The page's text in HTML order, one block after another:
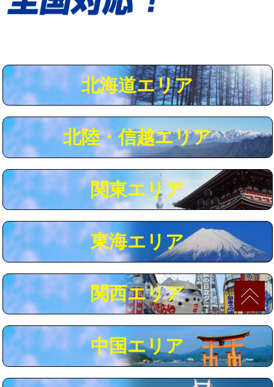
用（追加）/3ｍ超え)
給水管工事※（ライニング鋼管・銅
44,000円
給水管工事※（ライニング鋼管・銅
管・ポリ管・HT管使用/3ｍ超え)
+8,800円
マス交換（土の掘削・埋め戻し作業） 11,000円~
マス交換（深さ50㎝未満） 55,000円
マス交換（深さ50㎝以上） 66,000円
コンクリート斫り（厚さ10㎝まで） 27,500円
コンクリート斫り（厚さ10㎝超え） 38,500円
モルタル補修（厚さ10㎝まで） 27,500円
追加人工 16,500円
北海道エリア
北陸・信越エリア
関東エリア
東海エリア
関西エリア
中国エリア